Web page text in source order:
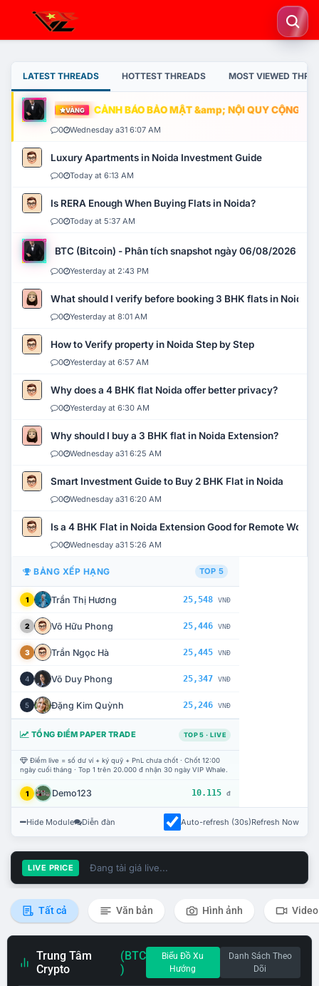
LATEST THREADS HOTTEST THREADS MOST VIEWED
VÀNG CẢNH BÁO BẢO MẬT &amp; NỘI QUY CỘNG
0 Wednesday a31 6:07 AM
Luxury Apartments in Noida Investment Guide
0 Today at 6:13 AM
Is RERA Enough When Buying Flats in Noida?
0 Today at 5:37 AM
BTC (Bitcoin) - Phân tích snapshot ngày 06/08/2026
0 Yesterday at 2:43 PM
What should I verify before booking 3 BHK flats in Noida?
0 Yesterday at 8:01 AM
How to Verify property in Noida Step by Step
0 Yesterday at 6:57 AM
Why does a 4 BHK flat Noida offer better privacy?
0 Yesterday at 6:30 AM
Why should I buy a 3 BHK flat in Noida Extension?
0 Wednesday a31 6:25 AM
Smart Investment Guide to Buy 2 BHK Flat in Noida
0 Wednesday a31 6:20 AM
Is a 4 BHK Flat in Noida Extension Good for Remote Work?
0 Wednesday a31 5:26 AM
BẢNG XẾP HẠNG TOP 5
1 Trần Thị Hương 25,548 VNĐ
2 Võ Hữu Phong 25,446 VNĐ
3 Trần Ngọc Hà 25,445 VNĐ
4 Võ Duy Phong 25,347 VNĐ
5 Đặng Kim Quỳnh 25,246 VNĐ
TỔNG ĐIỂM PAPER TRADE TOP 5 · LIVE
Điểm live = số dư ví + ký quỹ + PnL chưa chốt · Chốt 12:00
ngày cuối tháng · Top 1 trên 20.000 đ nhận 30 ngày VIP Whale.
1 Demo123 10.115 đ
Hide Module Diễn đàn Auto-refresh (30s)Refresh Now
LIVE PRICE Đang tải giá live...
Tất cả Văn bản Hình ảnh Video
Trung Tâm
Crypto
(BTC
)
Biểu Đồ Xu
Hướng
Danh Sách Theo
Dõi